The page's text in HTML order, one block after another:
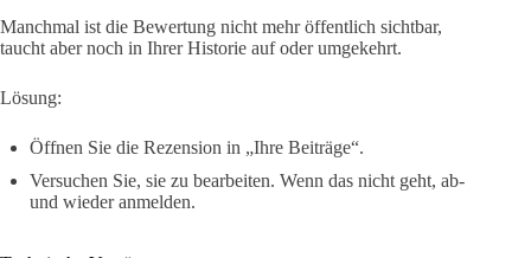
Manchmal ist die Bewertung nicht mehr öffentlich sichtbar,
taucht aber noch in Ihrer Historie auf oder umgekehrt.
Lösung:
Öffnen Sie die Rezension in „Ihre Beiträge“.
Versuchen Sie, sie zu bearbeiten. Wenn das nicht geht, ab-
und wieder anmelden.